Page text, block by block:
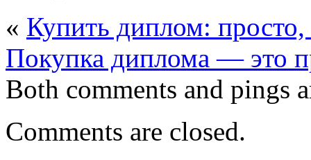
« Купить диплом:
Покупка диплома — это
Both comments and pings
Comments are closed.